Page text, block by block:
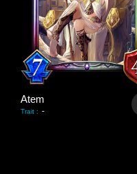
Atem
Trait : -